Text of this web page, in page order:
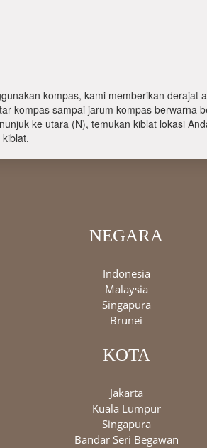
kompas, kami memberikan
kompas sampai jarum kompas
ke utara (N), temukan kiblat lokasi
NEGARA
Indonesia
Malaysia
Singapura
Brunei
KOTA
Jakarta
Kuala Lumpur
Singapura
Bandar Seri Begawan